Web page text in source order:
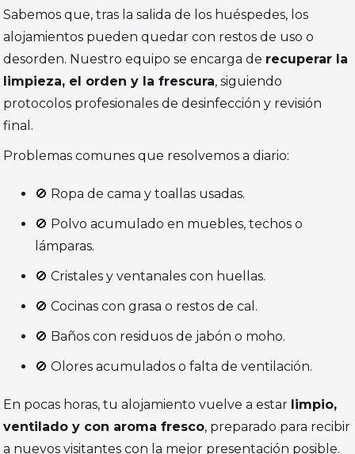
Sabemos que, tras la salida de los huéspedes, los
alojamientos pueden quedar con restos de uso o
desorden. Nuestro equipo se encarga de recuperar la
limpieza, el orden y la frescura, siguiendo
protocolos profesionales de desinfección y revisión
final.
Problemas comunes que resolvemos a diario:
🚫 Ropa de cama y toallas usadas.
🚫 Polvo acumulado en muebles, techos o
lámparas.
🚫 Cristales y ventanales con huellas.
🚫 Cocinas con grasa o restos de cal.
🚫 Baños con residuos de jabón o moho.
🚫 Olores acumulados o falta de ventilación.
En pocas horas, tu alojamiento vuelve a estar limpio,
ventilado y con aroma fresco, preparado para recibir
a nuevos visitantes con la mejor presentación posible.